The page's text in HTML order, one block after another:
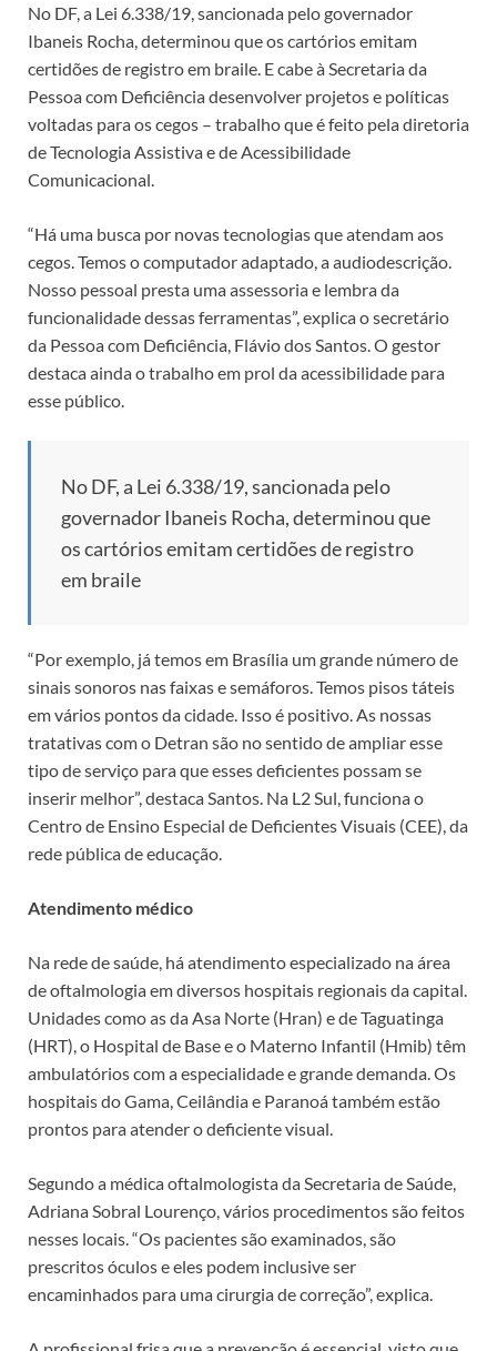
No DF, a Lei 6.338/19, sancionada pelo governador
Ibaneis Rocha, determinou que os cartórios emitam
certidões de registro em braile. E cabe à Secretaria da
Pessoa com Deficiência desenvolver projetos e políticas
voltadas para os cegos – trabalho que é feito pela diretoria
de Tecnologia Assistiva e de Acessibilidade
Comunicacional.
“Há uma busca por novas tecnologias que atendam aos
cegos. Temos o computador adaptado, a audiodescrição.
Nosso pessoal presta uma assessoria e lembra da
funcionalidade dessas ferramentas”, explica o secretário
da Pessoa com Deficiência, Flávio dos Santos. O gestor
destaca ainda o trabalho em prol da acessibilidade para
esse público.
No DF, a Lei 6.338/19, sancionada pelo
governador Ibaneis Rocha, determinou que
os cartórios emitam certidões de registro
em braile
“Por exemplo, já temos em Brasília um grande número de
sinais sonoros nas faixas e semáforos. Temos pisos táteis
em vários pontos da cidade. Isso é positivo. As nossas
tratativas com o Detran são no sentido de ampliar esse
tipo de serviço para que esses deficientes possam se
inserir melhor”, destaca Santos. Na L2 Sul, funciona o
Centro de Ensino Especial de Deficientes Visuais (CEE), da
rede pública de educação.
Atendimento médico
Na rede de saúde, há atendimento especializado na área
de oftalmologia em diversos hospitais regionais da capital.
Unidades como as da Asa Norte (Hran) e de Taguatinga
(HRT), o Hospital de Base e o Materno Infantil (Hmib) têm
ambulatórios com a especialidade e grande demanda. Os
hospitais do Gama, Ceilândia e Paranoá também estão
prontos para atender o deficiente visual.
Segundo a médica oftalmologista da Secretaria de Saúde,
Adriana Sobral Lourenço, vários procedimentos são feitos
nesses locais. “Os pacientes são examinados, são
prescritos óculos e eles podem inclusive ser
encaminhados para uma cirurgia de correção”, explica.